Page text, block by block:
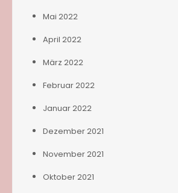
Mai 2022
April 2022
März 2022
Februar 2022
Januar 2022
Dezember 2021
November 2021
Oktober 2021